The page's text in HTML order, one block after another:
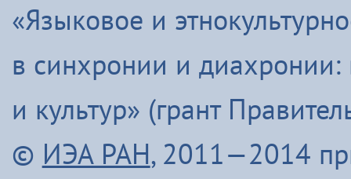
«Языковое и
в синхронии и диахронии:
и культур» (грант
© ИЭА РАН, 2011—2014